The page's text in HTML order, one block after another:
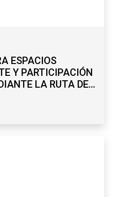
ESPACIOS
Y PARTICIPACIÓN
LA RUTA DE